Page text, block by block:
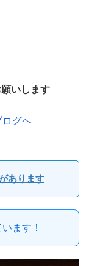
いします
あります
ます！